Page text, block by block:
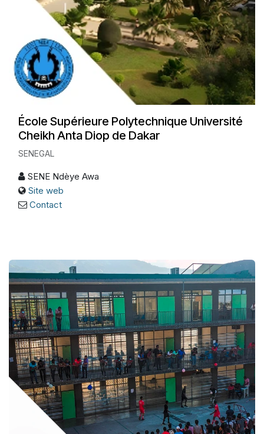
École Supérieure Polytechnique Université
Cheikh Anta Diop de Dakar
SENEGAL
SENE Ndèye Awa
Site web
Contact